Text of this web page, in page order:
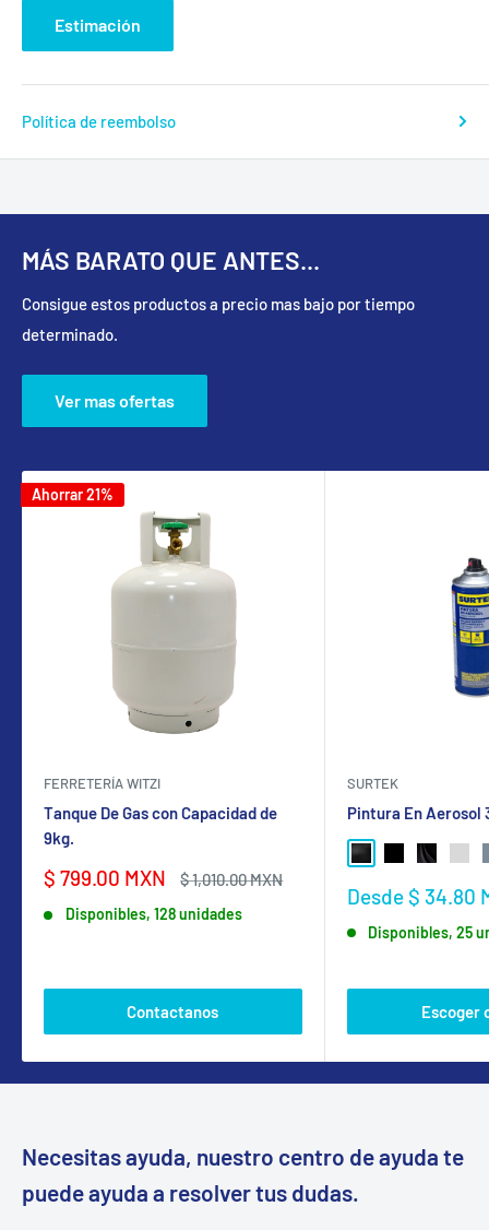
Estimación
Política de reembolso
MÁS BARATO QUE ANTES...
Consigue estos productos a precio mas bajo por tiempo
determinado.
Ver mas ofertas
Ahorrar 21%
FERRETERÍA WITZI
Tanque De Gas con Capacidad de
9kg.
Precio
venta
$ 799.00 MXN
Precio
$ 1,010.00 MXN
Disponibles, 128 unidades
Contactanos
SURTEK
Pintura En Aerosol
NEGRO BRILLANTE
NEGRO MATE
NEGRO
Precio
venta
Desde $ 34.80
Disponibles, 25
Escoger
Necesitas ayuda, nuestro centro de ayuda te
puede ayuda a resolver tus dudas.